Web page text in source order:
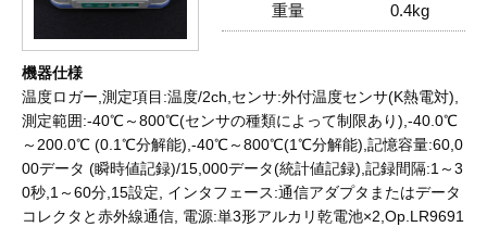
重量 0.4kg
機器仕様
温度ロガー,測定項目:温度/2ch,センサ:外付温度センサ(K熱電対),
測定範囲:-40℃～800℃(センサの種類によって制限あり),-40.0℃
～200.0℃ (0.1℃分解能),-40℃～800℃(1℃分解能),記憶容量:60,0
00データ (瞬時値記録)/15,000データ(統計値記録),記録間隔:1～3
0秒,1～60分,15設定, インタフェース:通信アダプタまたはデータ
コレクタと赤外線通信, 電源:単3形アルカリ乾電池×2,Op.LR9691